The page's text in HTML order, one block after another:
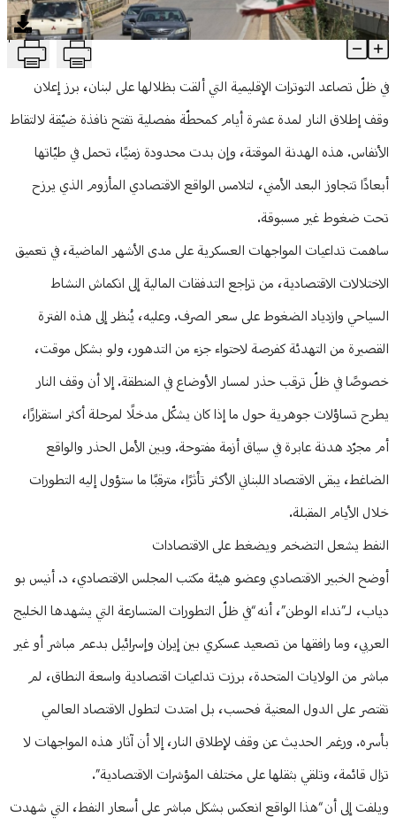
ثقافة ومجتمع
منوعات
هدنة قصيرة… وأزمة اقتصادية طويلة T
Article Content
في ظلّ تصاعد التوترات الإقليمية التي ألقت بظلالها على لبنان، برز إعلان
وقف إطلاق النار لمدة عشرة أيام كمحطّة مفصلية تفتح نافذة ضيّقة لالتقاط
الأنفاس. هذه الهدنة الموقتة، وإن بدت محدودة زمنيًا، تحمل في طيّاتها
أبعادًا تتجاوز البعد الأمني، لتلامس الواقع الاقتصادي المأزوم الذي يرزح
تحت ضغوط غير مسبوقة.
ساهمت تداعيات المواجهات العسكرية على مدى الأشهر الماضية، في تعميق
الاختلالات الاقتصادية، من تراجع التدفقات المالية إلى انكماش النشاط
السياحي وازدياد الضغوط على سعر الصرف. وعليه، يُنظر إلى هذه الفترة
القصيرة من التهدئة كفرصة لاحتواء جزء من التدهور، ولو بشكل موقت،
خصوصًا في ظلّ ترقب حذر لمسار الأوضاع في المنطقة. إلا أن وقف النار
يطرح تساؤلات جوهرية حول ما إذا كان يشكّل مدخلًا لمرحلة أكثر استقرارًا،
أم مجرّد هدنة عابرة في سياق أزمة مفتوحة. وبين الأمل الحذر والواقع
الضاغط، يبقى الاقتصاد اللبناني الأكثر تأثرًا، مترقبًا ما ستؤول إليه التطورات
خلال الأيام المقبلة.
النفط يشعل التضخم ويضغط على الاقتصادات
أوضح الخبير الاقتصادي وعضو هيئة مكتب المجلس الاقتصادي، د. أنيس بو
دياب، لـ”نداء الوطن”، أنه “في ظلّ التطورات المتسارعة التي يشهدها الخليج
العربي، وما رافقها من تصعيد عسكري بين إيران وإسرائيل بدعم مباشر أو غير
مباشر من الولايات المتحدة، برزت تداعيات اقتصادية واسعة النطاق، لم
تقتصر على الدول المعنية فحسب، بل امتدت لتطول الاقتصاد العالمي
بأسره. ورغم الحديث عن وقف لإطلاق النار، إلا أن آثار هذه المواجهات لا
تزال قائمة، وتلقي بثقلها على مختلف المؤشرات الاقتصادية”.
ويلفت إلى أن “هذا الواقع انعكس بشكل مباشر على أسعار النفط، التي شهدت